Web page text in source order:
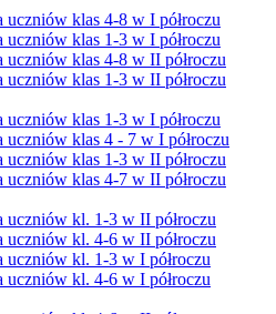
uczniów klas 4-8 w I półroczu
uczniów klas 1-3 w I półroczu
uczniów klas 4-8 w II półroczu
uczniów klas 1-3 w II półroczu
uczniów klas 1-3 w I półroczu
uczniów klas 4 - 7 w I półroczu
uczniów klas 1-3 w II półroczu
uczniów klas 4-7 w II półroczu
uczniów kl. 1-3 w II półroczu
uczniów kl. 4-6 w II półroczu
uczniów kl. 1-3 w I półroczu
uczniów kl. 4-6 w I półroczu